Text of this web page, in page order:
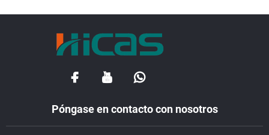
Póngase en contacto con nosotros